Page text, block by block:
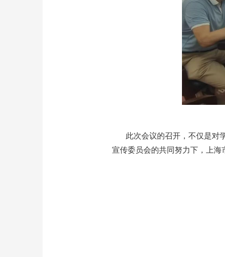
此次会议的召开，不仅是对
宣传委员会的共同努力下，上海